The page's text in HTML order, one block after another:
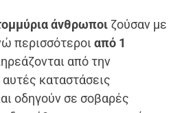
άνθρωποι ζούσαν με
περισσότεροιαπό 1
από την
καταστάσεις
οδηγούν σε σοβαρές